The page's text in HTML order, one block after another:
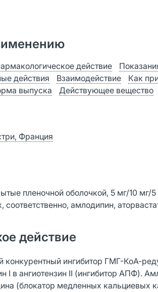
действие
действия Взаимодействие
Как
выпуска Действующее вещество
Франция
пленочной оболочкой, 5 мг/10 мг/
амлодипин,
действие
конкурентный ингибитор ГМГ-КоА-
I в ангиотензин II (ингибитор АПФ).
(блокатор медленных кальциевых